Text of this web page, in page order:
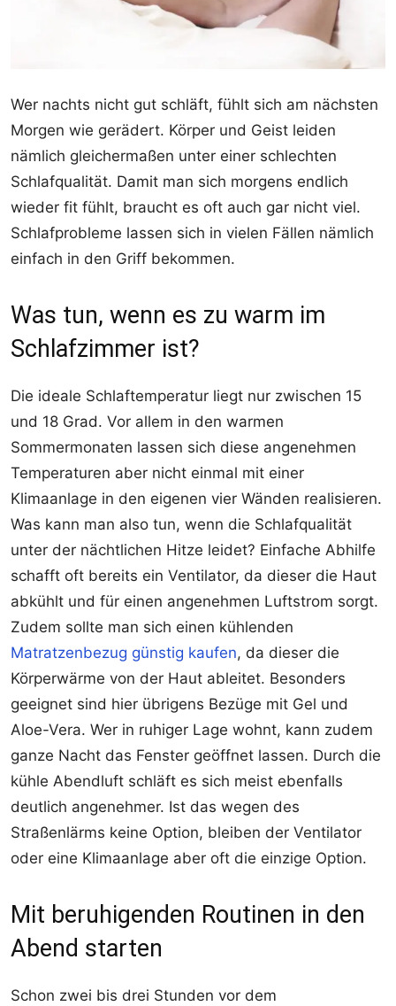
Wer nachts nicht gut schläft, fühlt sich am nächsten
Morgen wie gerädert. Körper und Geist leiden
nämlich gleichermaßen unter einer schlechten
Schlafqualität. Damit man sich morgens endlich
wieder fit fühlt, braucht es oft auch gar nicht viel.
Schlafprobleme lassen sich in vielen Fällen nämlich
einfach in den Griff bekommen.
Was tun, wenn es zu warm im
Schlafzimmer ist?
Die ideale Schlaftemperatur liegt nur zwischen 15
und 18 Grad. Vor allem in den warmen
Sommermonaten lassen sich diese angenehmen
Temperaturen aber nicht einmal mit einer
Klimaanlage in den eigenen vier Wänden realisieren.
Was kann man also tun, wenn die Schlafqualität
unter der nächtlichen Hitze leidet? Einfache Abhilfe
schafft oft bereits ein Ventilator, da dieser die Haut
abkühlt und für einen angenehmen Luftstrom sorgt.
Zudem sollte man sich einen kühlenden
Matratzenbezug günstig kaufen, da dieser die
Körperwärme von der Haut ableitet. Besonders
geeignet sind hier übrigens Bezüge mit Gel und
Aloe-Vera. Wer in ruhiger Lage wohnt, kann zudem
ganze Nacht das Fenster geöffnet lassen. Durch die
kühle Abendluft schläft es sich meist ebenfalls
deutlich angenehmer. Ist das wegen des
Straßenlärms keine Option, bleiben der Ventilator
oder eine Klimaanlage aber oft die einzige Option.
Mit beruhigenden Routinen in den
Abend starten
Schon zwei bis drei Stunden vor dem